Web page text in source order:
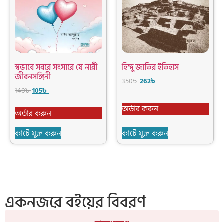
স্বভাবে সবরে সংসারে যে নারী
জীবনসঙ্গিনী
140৳105৳
অর্ডার করুন
কার্টে যুক্ত করুন
হিন্দু জাতির ইতিহাস
350৳262৳
অর্ডার করুন
কার্টে যুক্ত করুন
একনজরে বইয়ের বিবরণ